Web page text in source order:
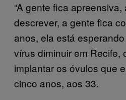
“A gente fica
descrever, a gente fica
anos, ela está
vírus diminuir em Recife,
implantar os óvulos que
cinco anos, aos 33.